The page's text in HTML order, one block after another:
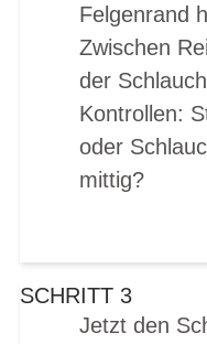
Felgenrand
Zwischen
der
Kontrollen:
oder
mittig?
SCHRITT 3
Jetzt den